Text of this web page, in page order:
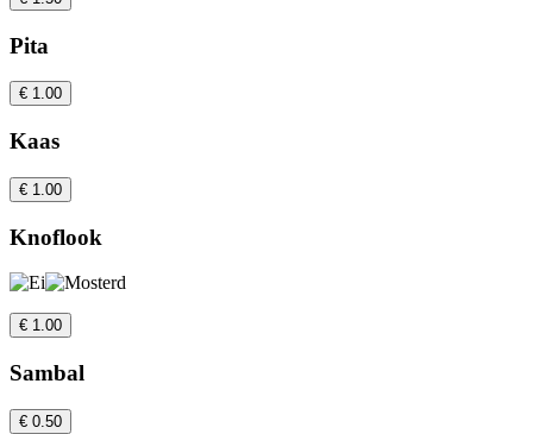
Pita
€ 1.00
Kaas
€ 1.00
Knoflook
€ 1.00
Sambal
€ 0.50